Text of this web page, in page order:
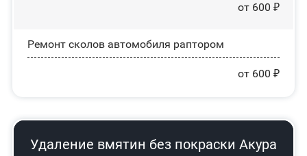
от 600 ₽
Ремонт сколов автомобиля раптором
от 600 ₽
Удаление вмятин без покраски Акура